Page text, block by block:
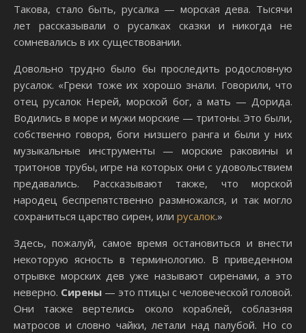
Такова, стало быть, русалка — морская дева. Тысячи
лет рассказывали о русалках сказки и никогда не
сомневались в их существовании.
Довольно трудно было бы проследить родословную
русалок. «Греки тоже их хорошо знали. Говорили, что
отец русалок Нерей, морской бог, а мать — Дорида.
Водились в море и мужи морские — тритоны. Это были,
собственно говоря, боги низшего ранга и были у них
музыкальные инструменты — морские раковины и
тритонов трубы, игре на которых они с удовольствием
предавались. Рассказывают также, что морской
народец беспрепятственно размножался, и так могло
сохраниться царство сирен, или русалок.»
Здесь, пожалуй, самое время остановиться и внести
некоторую ясность в терминологию. В приведенном
отрывке морских дев уже называют сиренами, а это
неверно. Сирены — это птицы с человеческой головой.
Они также вертелись около кораблей, соблазняя
матросов и словно чайки, летали над палубой. Но со